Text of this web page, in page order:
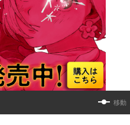
移動